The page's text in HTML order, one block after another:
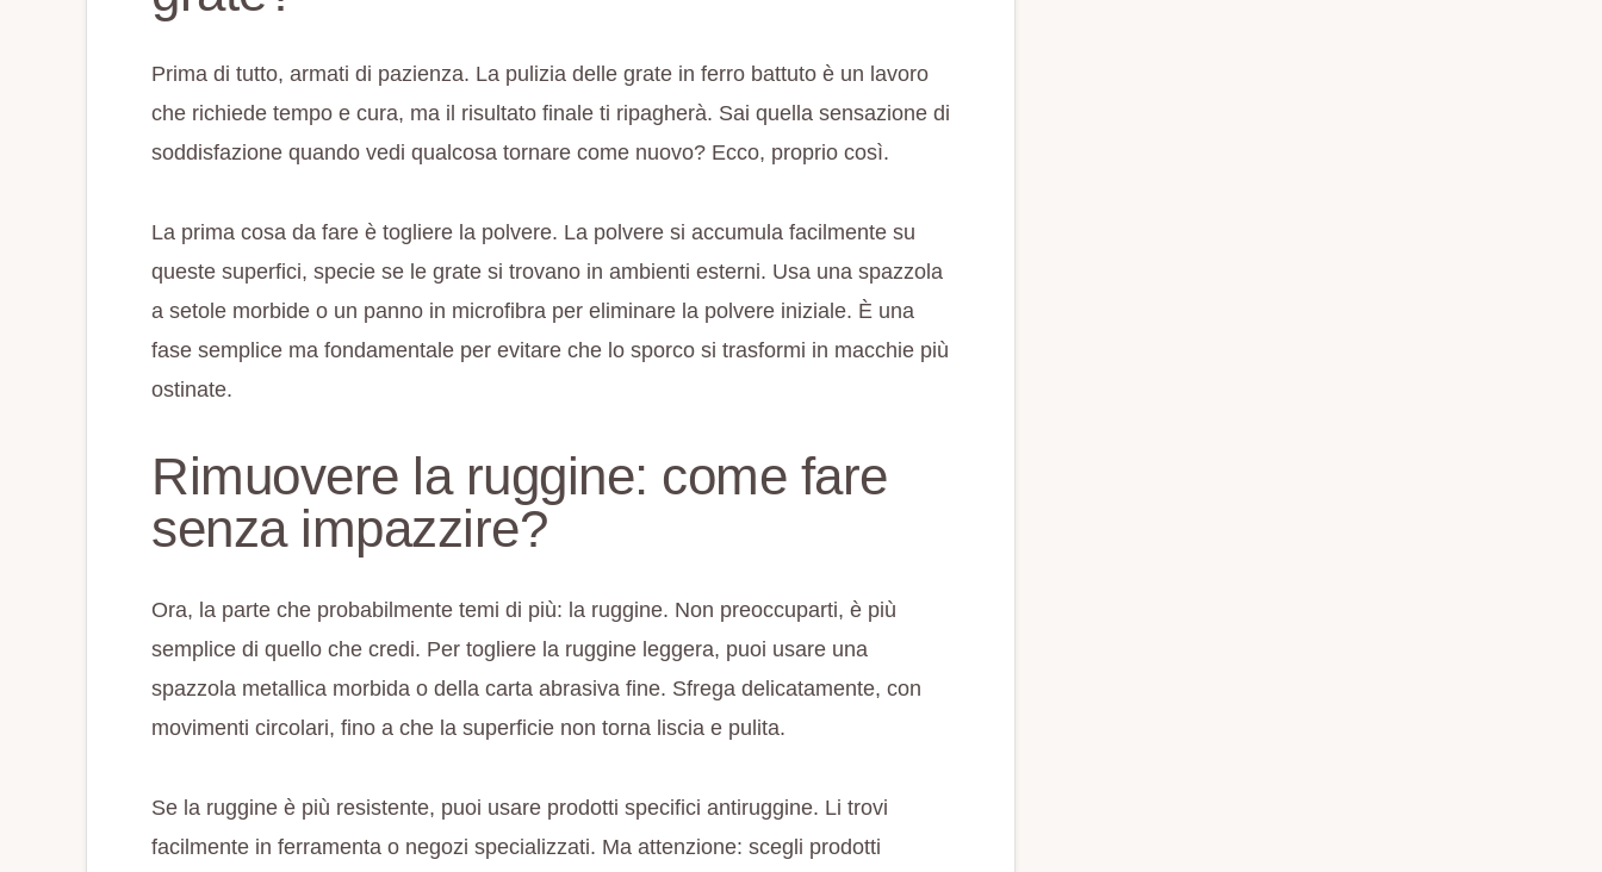
Prima di tutto, armati di pazienza. La pulizia delle grate in ferro battuto è un lavoro
che richiede tempo e cura, ma il risultato finale ti ripagherà. Sai quella sensazione di
soddisfazione quando vedi qualcosa tornare come nuovo? Ecco, proprio così.
La prima cosa da fare è togliere la polvere. La polvere si accumula facilmente su
queste superfici, specie se le grate si trovano in ambienti esterni. Usa una spazzola
a setole morbide o un panno in microfibra per eliminare la polvere iniziale. È una
fase semplice ma fondamentale per evitare che lo sporco si trasformi in macchie più
ostinate.
Rimuovere la ruggine: come fare
senza impazzire?
Ora, la parte che probabilmente temi di più: la ruggine. Non preoccuparti, è più
semplice di quello che credi. Per togliere la ruggine leggera, puoi usare una
spazzola metallica morbida o della carta abrasiva fine. Sfrega delicatamente, con
movimenti circolari, fino a che la superficie non torna liscia e pulita.
Se la ruggine è più resistente, puoi usare prodotti specifici antiruggine. Li trovi
facilmente in ferramenta o negozi specializzati. Ma attenzione: scegli prodotti